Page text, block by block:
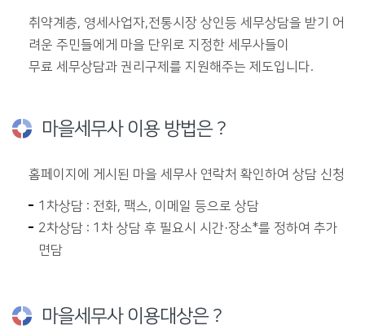
취약계층, 영세사업자,전통시장 상인등 세무상담을 받기 어
려운 주민들에게 마을 단위로 지정한 세무사들이
무료 세무상담과 권리구제를 지원해주는 제도입니다.
마을세무사 이용 방법은 ?
홈페이지에 게시된 마을 세무사 연락처 확인하여 상담 신청
1차상담 : 전화, 팩스, 이메일 등으로 상담
2차상담 : 1차 상담 후 필요시 시간·장소*를 정하여 추가
면담
마을세무사 이용대상은 ?